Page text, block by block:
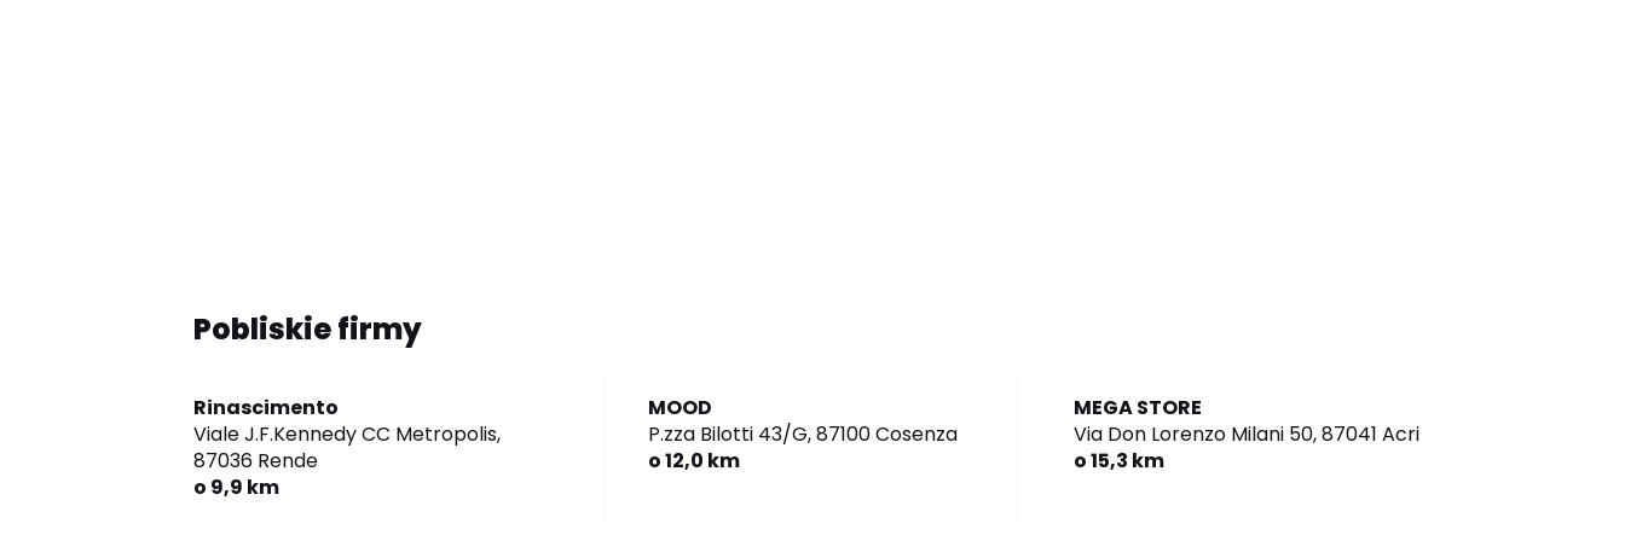
Pobliskie firmy
Rinascimento
Viale J.F.Kennedy CC Metropolis,
87036 Rende
o 9,9 km
MOOD
P.zza Bilotti 43/G,87100 Cosenza
o 12,0 km
MEGA STORE
Via Don Lorenzo Milani 50,87041 Acri
o 15,3 km